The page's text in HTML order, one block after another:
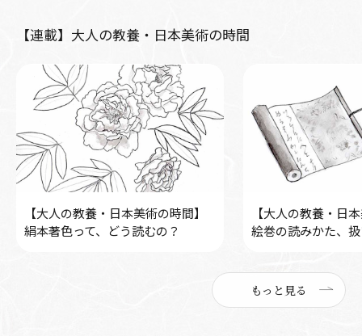
【連載】大人の教養・日本美術の時間
【大人の教養・日本美術の時間】
絹本著色って、どう読むの？
【大人の教養・日
絵巻の読みかた、
もっと見る